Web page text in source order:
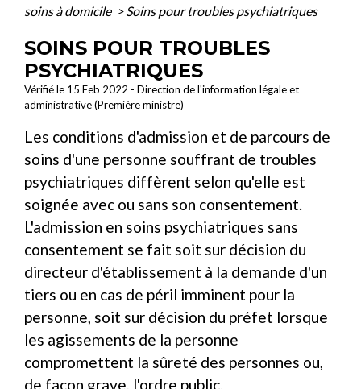
soins à domicile > Soins pour troubles psychiatriques
SOINS POUR TROUBLES
PSYCHIATRIQUES
Vérifié le 15 Feb 2022 - Direction de l'information légale et
administrative (Première ministre)
Les conditions d'admission et de parcours de
soins d'une personne souffrant de troubles
psychiatriques diffèrent selon qu'elle est
soignée avec ou sans son consentement.
L'admission en soins psychiatriques sans
consentement se fait soit sur décision du
directeur d'établissement à la demande d'un
tiers ou en cas de péril imminent pour la
personne, soit sur décision du préfet lorsque
les agissements de la personne
compromettent la sûreté des personnes ou,
de façon grave, l'ordre public.